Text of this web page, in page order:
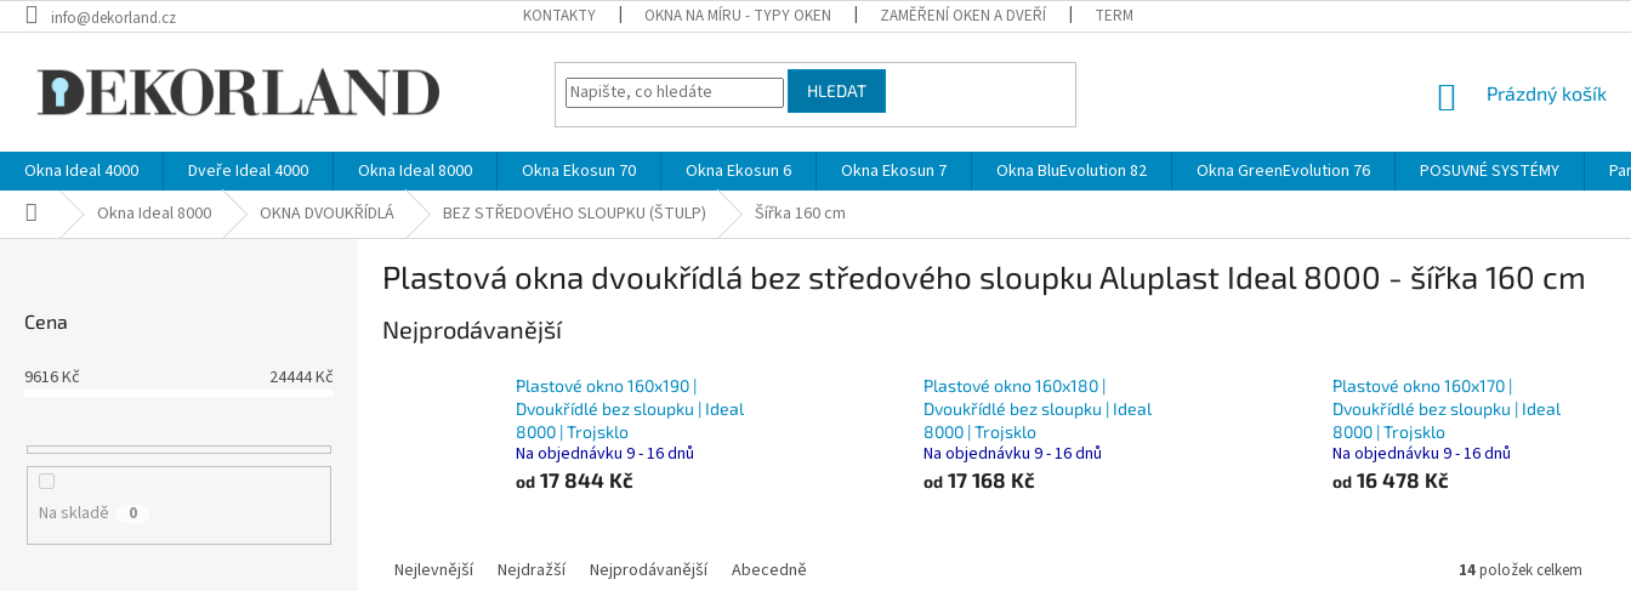
Přejít
na
info@dekorland.cz KONTAKTY OKNA NA MÍRU - TYPY OKEN ZAMĚŘENÍ OKEN A DVEŘÍ TERMÍNY
HLEDAT
NÁKUPNÍ
Prázdný košík
Okna Ideal 4000 Dveře Ideal 4000 Okna Ideal 8000 Okna Ekosun 70 Okna Ekosun 6 Okna Ekosun 7 Okna BluEvolution 82 Okna GreenEvolution 76 POSUVNÉ SYSTÉMY
Domů Okna Ideal 8000 OKNA DVOUKŘÍDLÁ BEZ STŘEDOVÉHO SLOUPKU (ŠTULP) Šířka 160 cm
Cena
9616Kč 24444Kč
Na skladě 0
Plastová okna dvoukřídlá bez středového sloupku Aluplast Ideal 8000 - šířka 160 cm
Nejprodávanější
Plastové okno 160x190 |
Dvoukřídlé bez sloupku | Ideal
8000 | Trojsklo
Na objednávku 9 - 16 dnů
od 17 844 Kč
Plastové okno 160x180 |
Dvoukřídlé bez sloupku | Ideal
8000 | Trojsklo
Na objednávku 9 - 16 dnů
od 17 168 Kč
Plastové okno 160x170 |
Dvoukřídlé bez sloupku | Ideal
8000 | Trojsklo
Na objednávku 9 - 16 dnů
od16 478 Kč
Nejlevnější Nejdražší Nejprodávanější Abecedně 14položek celkem